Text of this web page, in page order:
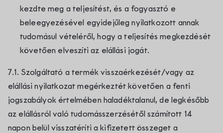
kezdte meg a teljesítést, és a fogyasztó e
beleegyezésével egyidejűleg nyilatkozott annak
tudomásul vételéről, hogy a teljesítés megkezdését
követően elveszíti az elállási jogát.
7.1. Szolgáltató a termék visszaérkezését/vagy az
elállási nyilatkozat megérkeztét követően a fenti
jogszabályok értelmében haladéktalanul, de legkésőbb
az elállásról való tudomásszerzésétől számított 14
napon belül visszatéríti a kifizetett összeget a